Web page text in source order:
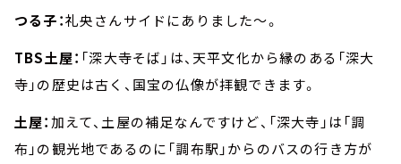
つる子：礼央さんサイドにありました～。
TBS土屋： 「深大寺そば」は、天平文化から縁のある「深大
寺」の歴史は古く、国宝の仏像が拝観できます。
土屋：加えて、土屋の補足なんですけど、「深大寺」は「調
布」の観光地であるのに「調布駅」からのバスの行き方が